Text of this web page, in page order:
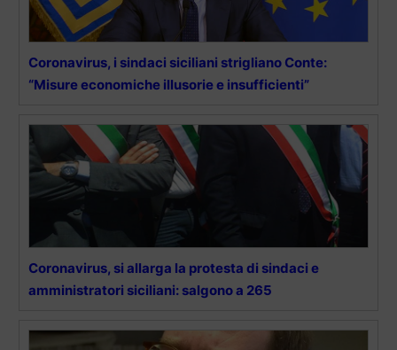
Coronavirus, i sindaci siciliani strigliano Conte:
“Misure economiche illusorie e insufficienti”
Coronavirus, si allarga la protesta di sindaci e
amministratori siciliani: salgono a 265